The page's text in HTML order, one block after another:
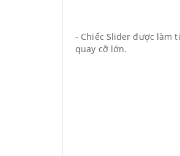
- Chiếc Slider được làm
quay cỡ lớn.